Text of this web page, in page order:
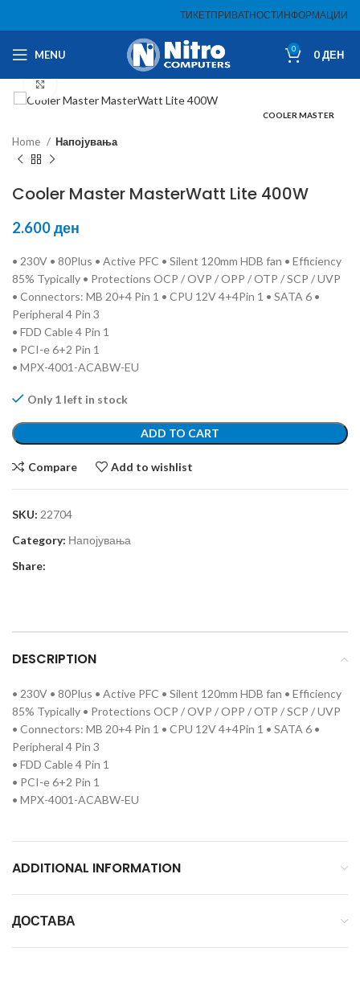
ТИКЕТПРИВАТНОСТИНФОРМАЦИИ
MENU 0 0ДЕН
COOLER MASTER
Home Напојувања
Cooler Master MasterWatt Lite 400W
2.600ден
• 230V • 80Plus • Active PFC • Silent 120mm HDB fan • Efficiency
85% Typically • Protections OCP / OVP / OPP / OTP / SCP / UVP
• Connectors: MB 20+4 Pin 1 • CPU 12V 4+4Pin 1 • SATA 6 •
Peripheral 4 Pin 3
• FDD Cable 4 Pin 1
• PCI-e 6+2 Pin 1
• MPX-4001-ACABW-EU
Only 1 left in stock
ADD TO CART
Compare Add to wishlist
SKU: 22704
Category: Напојувања
Share:
DESCRIPTION
• 230V • 80Plus • Active PFC • Silent 120mm HDB fan • Efficiency
85% Typically • Protections OCP / OVP / OPP / OTP / SCP / UVP
• Connectors: MB 20+4 Pin 1 • CPU 12V 4+4Pin 1 • SATA 6 •
Peripheral 4 Pin 3
• FDD Cable 4 Pin 1
• PCI-e 6+2 Pin 1
• MPX-4001-ACABW-EU
ADDITIONAL INFORMATION
ДОСТАВА